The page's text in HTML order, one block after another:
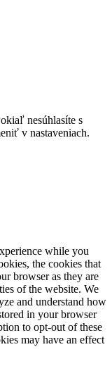
nesúhlasíte s
v nastaveniach.
while you
the cookies that
browser as they are
of the website. We
and understand how
in your browser
to opt-out of these
may have an effect